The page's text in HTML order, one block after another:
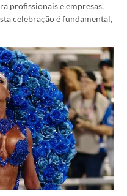
profissionais e empresas,
celebração é fundamental,